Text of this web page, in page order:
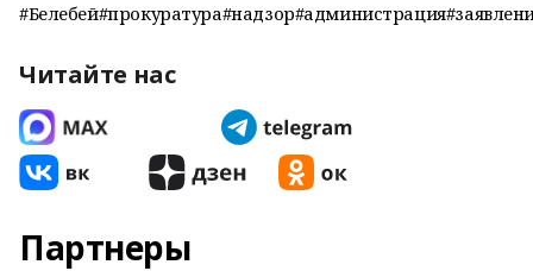
Читайте нас
Партнеры